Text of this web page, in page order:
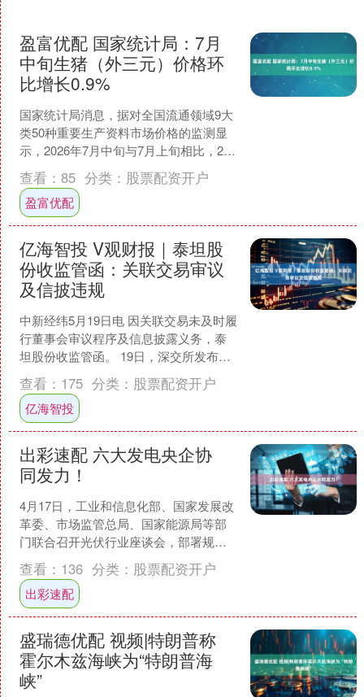
盈富优配 国家统计局：7月
中旬生猪（外三元）价格环
比增长0.9%
国家统计局消息，据对全国流通领域9大
类50种重要生产资料市场价格的监测显
示，2026年7月中旬与7月上旬相比，26
种产品价格上涨，19种下降，5种持平。
其中生猪....
查看： 85 分类： 股票配资开户
盈富优配
亿海智投 V观财报｜泰坦股
份收监管函：关联交易审议
及信披违规
中新经纬5月19日电 因关联交易未及时履
行董事会审议程序及信息披露义务，泰
坦股份收监管函。 19日，深交所发布
《关于对浙江泰坦股份有限公司的监管
函》指出，泰坦股....
查看： 175 分类： 股票配资开户
亿海智投
出彩速配 六大发电央企协
同发力！
4月17日，工业和信息化部、国家发展改
革委、市场监管总局、国家能源局等部
门联合召开光伏行业座谈会，部署规范
光伏产业竞争秩序相关工作。 会议强
调，要深入贯彻落实党....
查看： 136 分类： 股票配资开户
出彩速配
盛瑞德优配 视频|特朗普称
霍尔木兹海峡为“特朗普海
峡”